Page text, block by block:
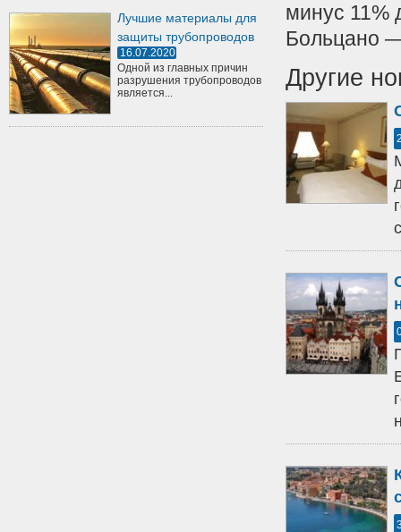
Лучшие материалы для
защиты трубопроводов
16.07.2020
Одной из главных причин
разрушения трубопроводов
является...
минус 11%
Больцано
Другие